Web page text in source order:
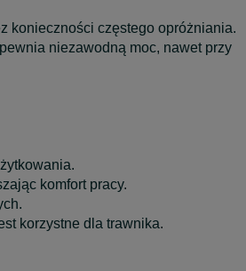
konieczności częstego opróżniania.
niezawodną moc, nawet przy
komfort pracy.
korzystne dla trawnika.